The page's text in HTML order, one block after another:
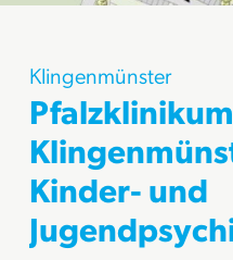
Klingenmünster
Pfalzklinikum
Kinder- und